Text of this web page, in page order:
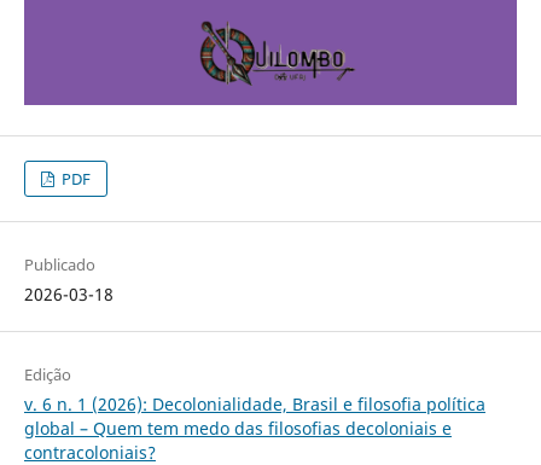
PDF
Publicado
2026-03-18
Edição
v. 6 n. 1 (2026): Decolonialidade, Brasil e filosofia política
global – Quem tem medo das filosofias decoloniais e
contracoloniais?